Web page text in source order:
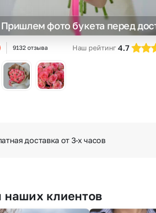
Пришлем фото букета перед
9132 отзыва Наш рейтинг 4.7
доставка от 3-х часов
клиентов